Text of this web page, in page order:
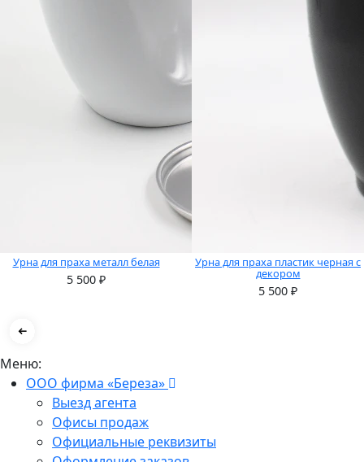
Урна для праха металл белая
5 500 ₽
Урна для праха пластик черная с
декором
5 500 ₽
Меню:
ООО фирма «Береза»
Выезд агента
Офисы продаж
Официальные реквизиты